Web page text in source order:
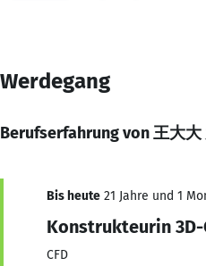
Werdegang
Berufserfahrung von 王大大
Bis heute 21 Jahre und 1
Konstrukteurin 3D-
CFD